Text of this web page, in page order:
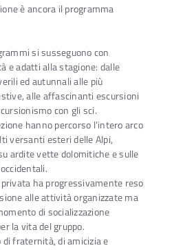
è ancora il programma
si susseguono con
e adatti alla stagione: dalle
ed autunnali alle più
alle affascinanti escursioni
con gli sci.
hanno percorso l’intero arco
versanti esteri delle Alpi,
ardite vette dolomitiche e sulle
ha progressivamente reso
alle attività organizzate ma
di socializzazione
la vita del gruppo.
fraternità, di amicizia e